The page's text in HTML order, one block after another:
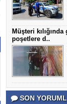
Müşteri
poşetlere d..
SON